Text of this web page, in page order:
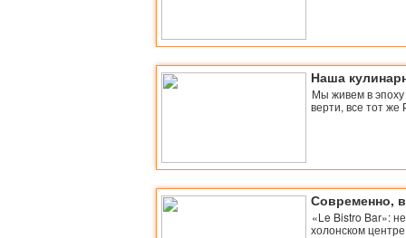
Наша
Мы живем в эпоху
верти, все тот же
Современно,
«Le Bistro Bar»:
холонском